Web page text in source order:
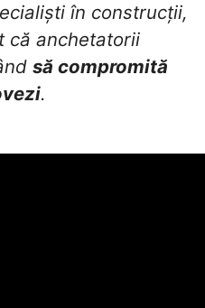
în construcții,
că anchetatorii
să compromită
.